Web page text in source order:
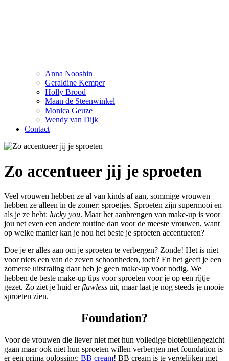
Anna Nooshin
Geraldine Kemper
Holly Brood
Maan de Steenwinkel
Monica Geuze
Wendy van Dijk
Contact
Zo accentueer jij je sproeten
Veel vrouwen hebben ze al van kinds af aan, sommige vrouwen
hebben ze alleen in de zomer: sproetjes. Sproeten zijn supermooi en
als je ze hebt: lucky you. Maar het aanbrengen van make-up is voor
jou net even een andere routine dan voor de meeste vrouwen, want
op welke manier kan je nou het beste je sproeten accentueren?
Doe je er alles aan om je sproeten te verbergen? Zonde! Het is niet
voor niets een van de zeven schoonheden, toch? En het geeft je een
zomerse uitstraling daar heb je geen make-up voor nodig. We
hebben de beste make-up tips voor sproeten voor je op een rijtje
gezet. Zo ziet je huid erflawless uit, maar laat je nog steeds je mooie
sproeten zien.
Foundation?
Voor de vrouwen die liever niet met hun volledige blotebillengezicht
gaan maar ook niet hun sproeten willen verbergen met foundation is
er een prima oplossing: BB cream! BB cream is te vergelijken met